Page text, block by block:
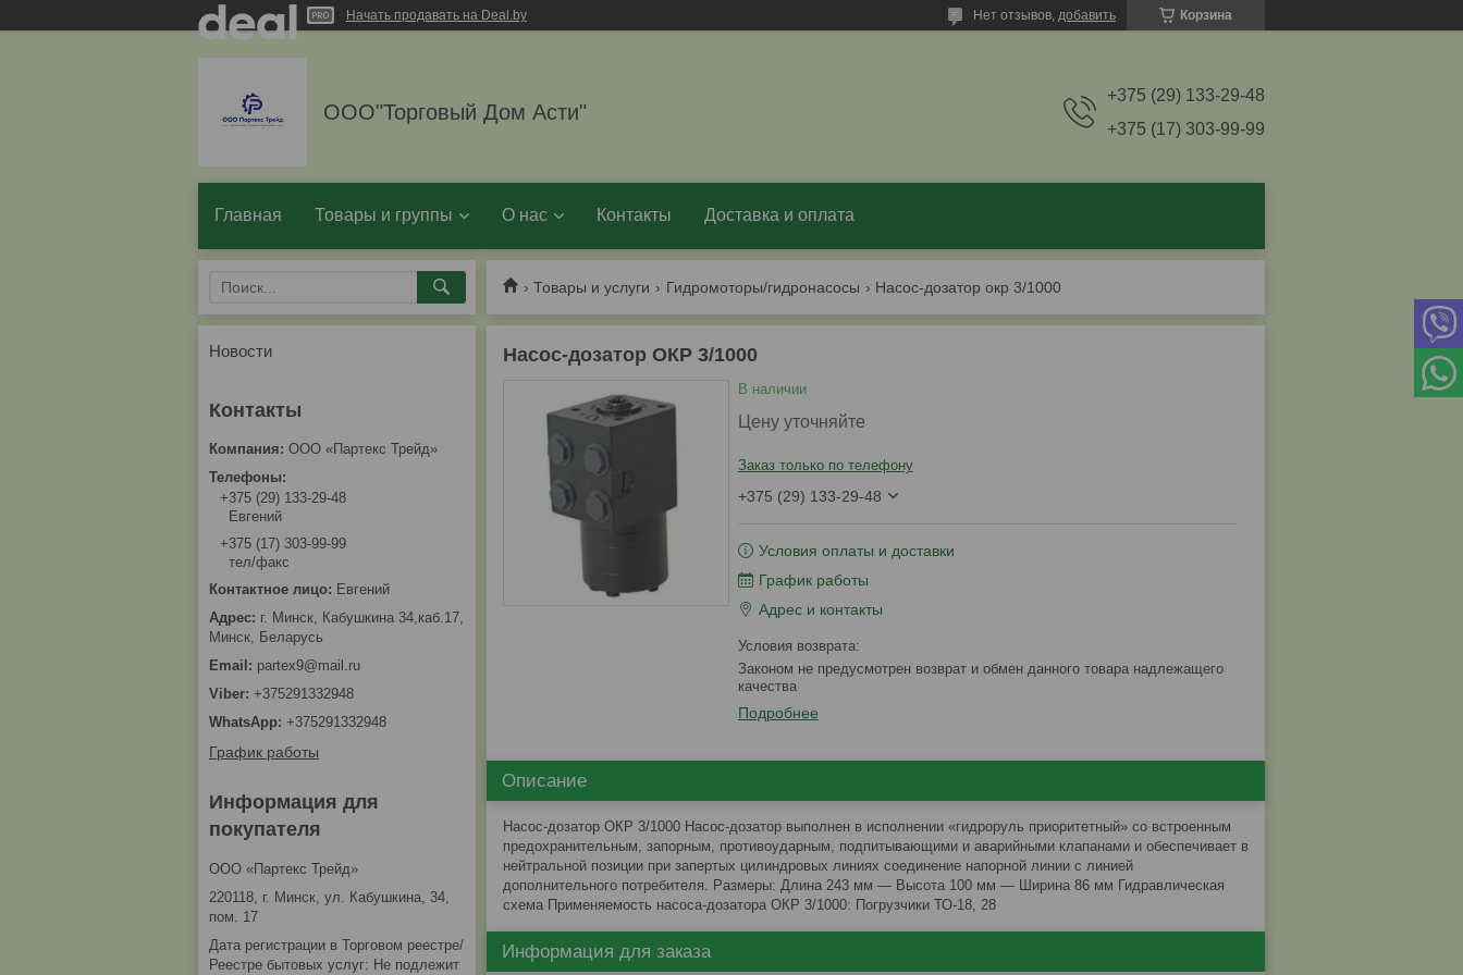
Начать продавать на Deal.by Корзина
Нет отзывов, добавить
ООО"Торговый Дом Асти"
+375 (29) 133-29-48
+375 (17) 303-99-99
Главная Товары и группы О нас Контакты Доставка и оплата
Товары и услуги Гидромоторы/гидронасосы Насос-дозатор окр 3/1000
Насос-дозатор ОКР 3/1000
В наличии
Цену уточняйте
Заказ только по телефону
+375 (29) 133-29-48
Условия оплаты и доставки
График работы
Адрес и контакты
Законом не предусмотрен возврат и обмен данного товара надлежащего
качества
Подробнее
Описание
Насос-дозатор ОКР 3/1000 Насос-дозатор выполнен в исполнении «гидроруль приоритетный» со встроенным
предохранительным, запорным, противоударным, подпитывающими и аварийными клапанами и обеспечивает в
нейтральной позиции при запертых цилиндровых линиях соединение напорной линии с линией
дополнительного потребителя. Размеры: Длина 243 мм — Высота 100 мм — Ширина 86 мм Гидравлическая
схема Применяемость насоса-дозатора ОКР 3/1000: Погрузчики ТО-18, 28
Информация для заказа
Новости
ООО «Партекс Трейд»
+375 (29) 133-29-48
Евгений
+375 (17) 303-99-99
тел/факс
Евгений
г. Минск, Кабушкина 34,каб.17,
Минск, Беларусь
partex9@mail.ru
+375291332948
+375291332948
График работы
Информация для
покупателя
ООО «Партекс Трейд»
220118, г. Минск, ул. Кабушкина, 34,
пом. 17
Дата регистрации в Торговом реестре/
Реестре бытовых услуг: Не подлежит